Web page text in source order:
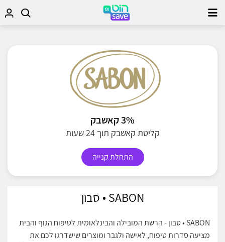
3% קאשבק
קליטת קאשבק תוך 24 שעות
התחלת קנייה
SABON • סבון
SABON • סבון - הרשת המובילה והבינלאומית לטיפוח הגוף והבית
מציעה סדרות טיפוח, לאישה ולגבר ומוצרים שישדרגו לכם את